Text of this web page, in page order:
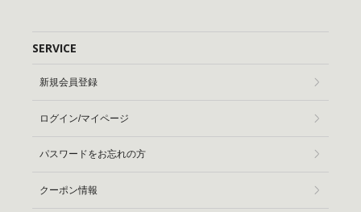
SERVICE
新規会員登録
ログイン/マイページ
パスワードをお忘れの方
クーポン情報